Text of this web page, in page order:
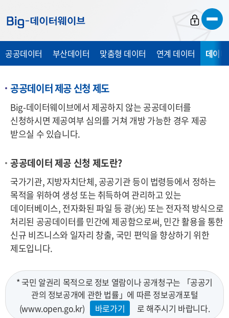
가
가
가
공공데이터 부산데이터 맞춤형 데이터 연계 데이터 데이
공공데이터 제공 신청 제도
Big-데이터웨이브에서 제공하지 않는 공공데이터를
신청하시면 제공여부 심의를 거쳐 개방 가능한 경우 제공
받으실 수 있습니다.
공공데이터 제공 신청 제도란?
국가기관, 지방자치단체, 공공기관 등이 법령등에서 정하는
목적을 위하여 생성 또는 취득하여 관리하고 있는
데이터베이스, 전자화된 파일 등 광(光) 또는 전자적 방식으로
처리된 공공데이터를 민간에 제공함으로써, 민간 활용을 통한
신규 비즈니스와 일자리 창출, 국민 편익을 향상하기 위한
제도입니다.
* 국민 알권리 목적으로 정보 열람이나 공개청구는 「공공기
관의 정보공개에 관한 법률」에 따른 정보공개포털
(www.open.go.kr)
바로가기 로 해주시기 바랍니다.